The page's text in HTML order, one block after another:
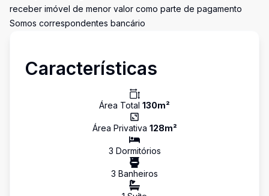
receber imóvel de menor valor como parte de pagamento
Somos correspondentes bancário
Características
Área Total 130m²
Área Privativa 128m²
3 Dormitórios
3 Banheiros